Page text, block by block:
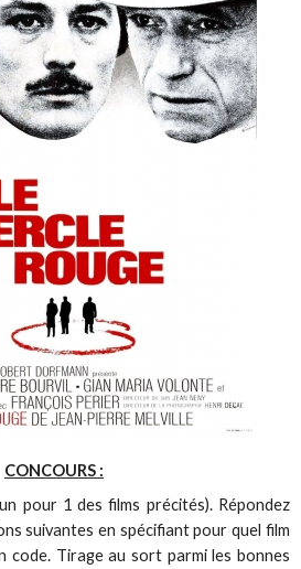
CONCOURS :
pour 1 des films précités). Répondez
suivantes en spécifiant pour quel film
code. Tirage au sort parmi les bonnes